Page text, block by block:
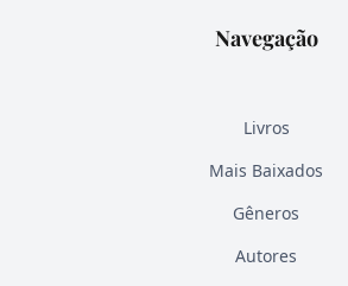
Navegação
Livros
Mais Baixados
Gêneros
Autores